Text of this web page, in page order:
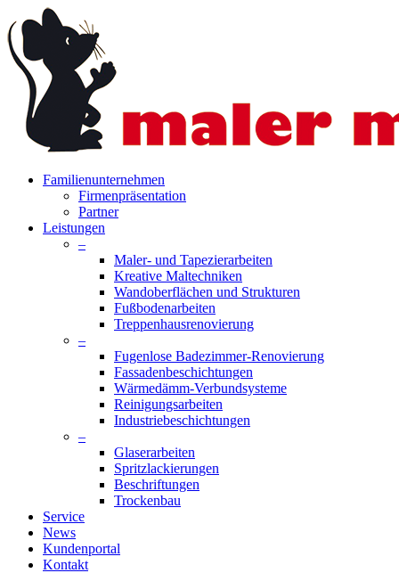
to
main
content
search
Menu
Familienunternehmen
Firmenpräsentation
Partner
Leistungen
–
Maler- und Tapezierarbeiten
Kreative Maltechniken
Wandoberflächen und Strukturen
Fußbodenarbeiten
Treppenhausrenovierung
–
Fugenlose Badezimmer-Renovierung
Fassadenbeschichtungen
Wärmedämm-Verbundsysteme
Reinigungsarbeiten
Industriebeschichtungen
–
Glaserarbeiten
Spritzlackierungen
Beschriftungen
Trockenbau
Service
News
Kundenportal
Kontakt